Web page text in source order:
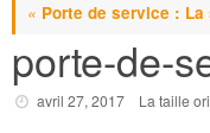
« Porte de service :
porte-de-
avril 27, 2017 La taille